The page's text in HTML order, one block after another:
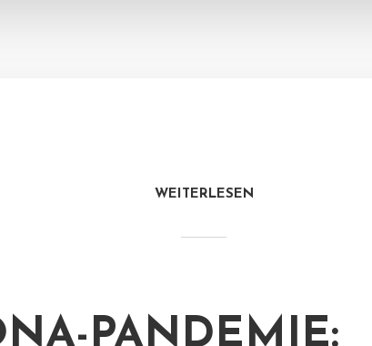
WEITERLESEN
PANDEMIE: